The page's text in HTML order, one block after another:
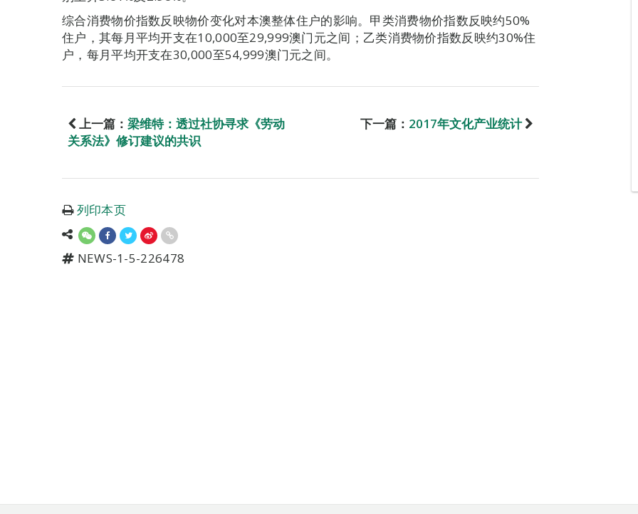
综合消费物价指数反映物价变化对本澳整体住户的影响。甲类消费物价指数反映约50%
住户，其每月平均开支在10,000至29,999澳门元之间；乙类消费物价指数反映约30%住
户，每月平均开支在30,000至54,999澳门元之间。
上一篇： 梁维特：透过社协寻求《劳动
关系法》修订建议的共识
下一篇： 2017年文化产业统计
列印本页
NEWS-1-5-226478